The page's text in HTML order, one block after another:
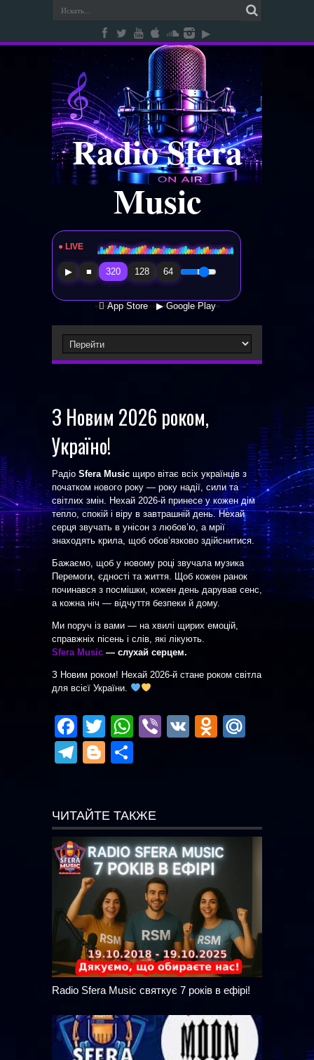
Radio Sfera
Music
● LIVE Radio Sfera Music
▶ ■ 320 128 64
 App Store ▶ Google Play
З Новим 2026 роком,
Україно!
Радіо Sfera Music щиро вітає всіх українців з
початком нового року — року надії, сили та
світлих змін. Нехай 2026-й принесе у кожен дім
тепло, спокій і віру в завтрашній день. Нехай
серця звучать в унісон з любов’ю, а мрії
знаходять крила, щоб обов’язково здійснитися.
Бажаємо, щоб у новому році звучала музика
Перемоги, єдності та життя. Щоб кожен ранок
починався з посмішки, кожен день дарував сенс,
а кожна ніч — відчуття безпеки й дому.
Ми поруч із вами — на хвилі щирих емоцій,
справжніх пісень і слів, які лікують.
Sfera Music — слухай серцем.
З Новим роком! Нехай 2026-й стане роком світла
для всієї України.
Facebook
TwitterWhatsApp
Viber
VK
Telegram
Blogger
ЧИТАЙТЕ ТАКЖЕ
Radio Sfera Music святкує 7 років в ефірі!